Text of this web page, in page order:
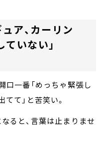
ュア、カーリン
いない」
口一番「めっちゃ緊張し
て」と苦笑い。
ると、言葉は止まりませ